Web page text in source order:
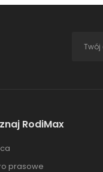
RodiMax
prasowe